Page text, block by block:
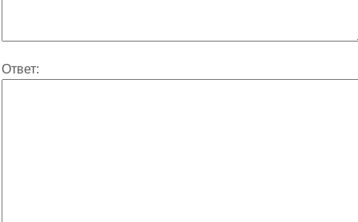
Ответ: